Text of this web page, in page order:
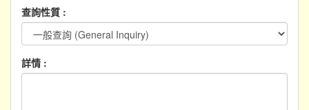
查詢性質 :
詳情 :